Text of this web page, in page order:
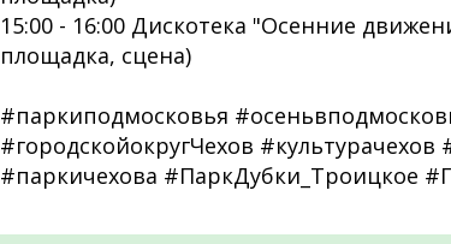
15:00 - 16:00 Дискотека "Осенние
площадка, сцена)
#паркиподмосковья
#городскойокругЧехов
#паркичехова #ПаркДубки_Троицкое